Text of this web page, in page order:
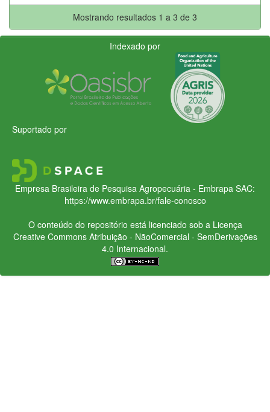
Mostrando resultados 1 a 3 de 3
Indexado por
Suportado por
Empresa Brasileira de Pesquisa Agropecuária - Embrapa SAC:
https://www.embrapa.br/fale-conosco
O conteúdo do repositório está licenciado sob a Licença
Creative CommonsAtribuição - NãoComercial - SemDerivações
4.0 Internacional.